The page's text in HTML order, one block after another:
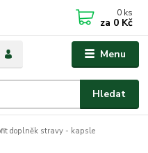
Menu
Hledat
0 ks
za 0 Kč
doplněk stravy - kapsle